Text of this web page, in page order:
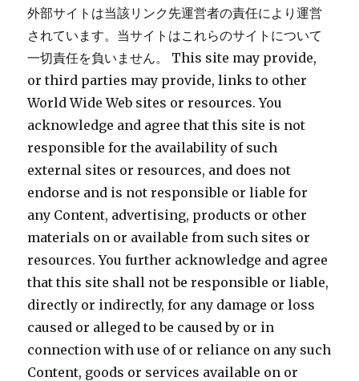
外部サイトは当該リンク先運営者の責任により運営
されています。当サイトはこれらのサイトについて
一切責任を負いません。 This site may provide,
or third parties may provide, links to other
World Wide Web sites or resources. You
acknowledge and agree that this site is not
responsible for the availability of such
external sites or resources, and does not
endorse and is not responsible or liable for
any Content, advertising, products or other
materials on or available from such sites or
resources. You further acknowledge and agree
that this site shall not be responsible or liable,
directly or indirectly, for any damage or loss
caused or alleged to be caused by or in
connection with use of or reliance on any such
Content, goods or services available on or